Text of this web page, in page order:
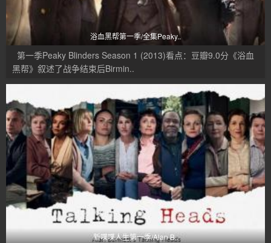
浴血黑帮第一季/全集Peaky..
第一季Peaky Blinders Season 1 (2013)看点：豆瓣9.0分《浴血
黑帮》叙述了战争结束后Birmin..
新喋喋人生第一季/Alan B..